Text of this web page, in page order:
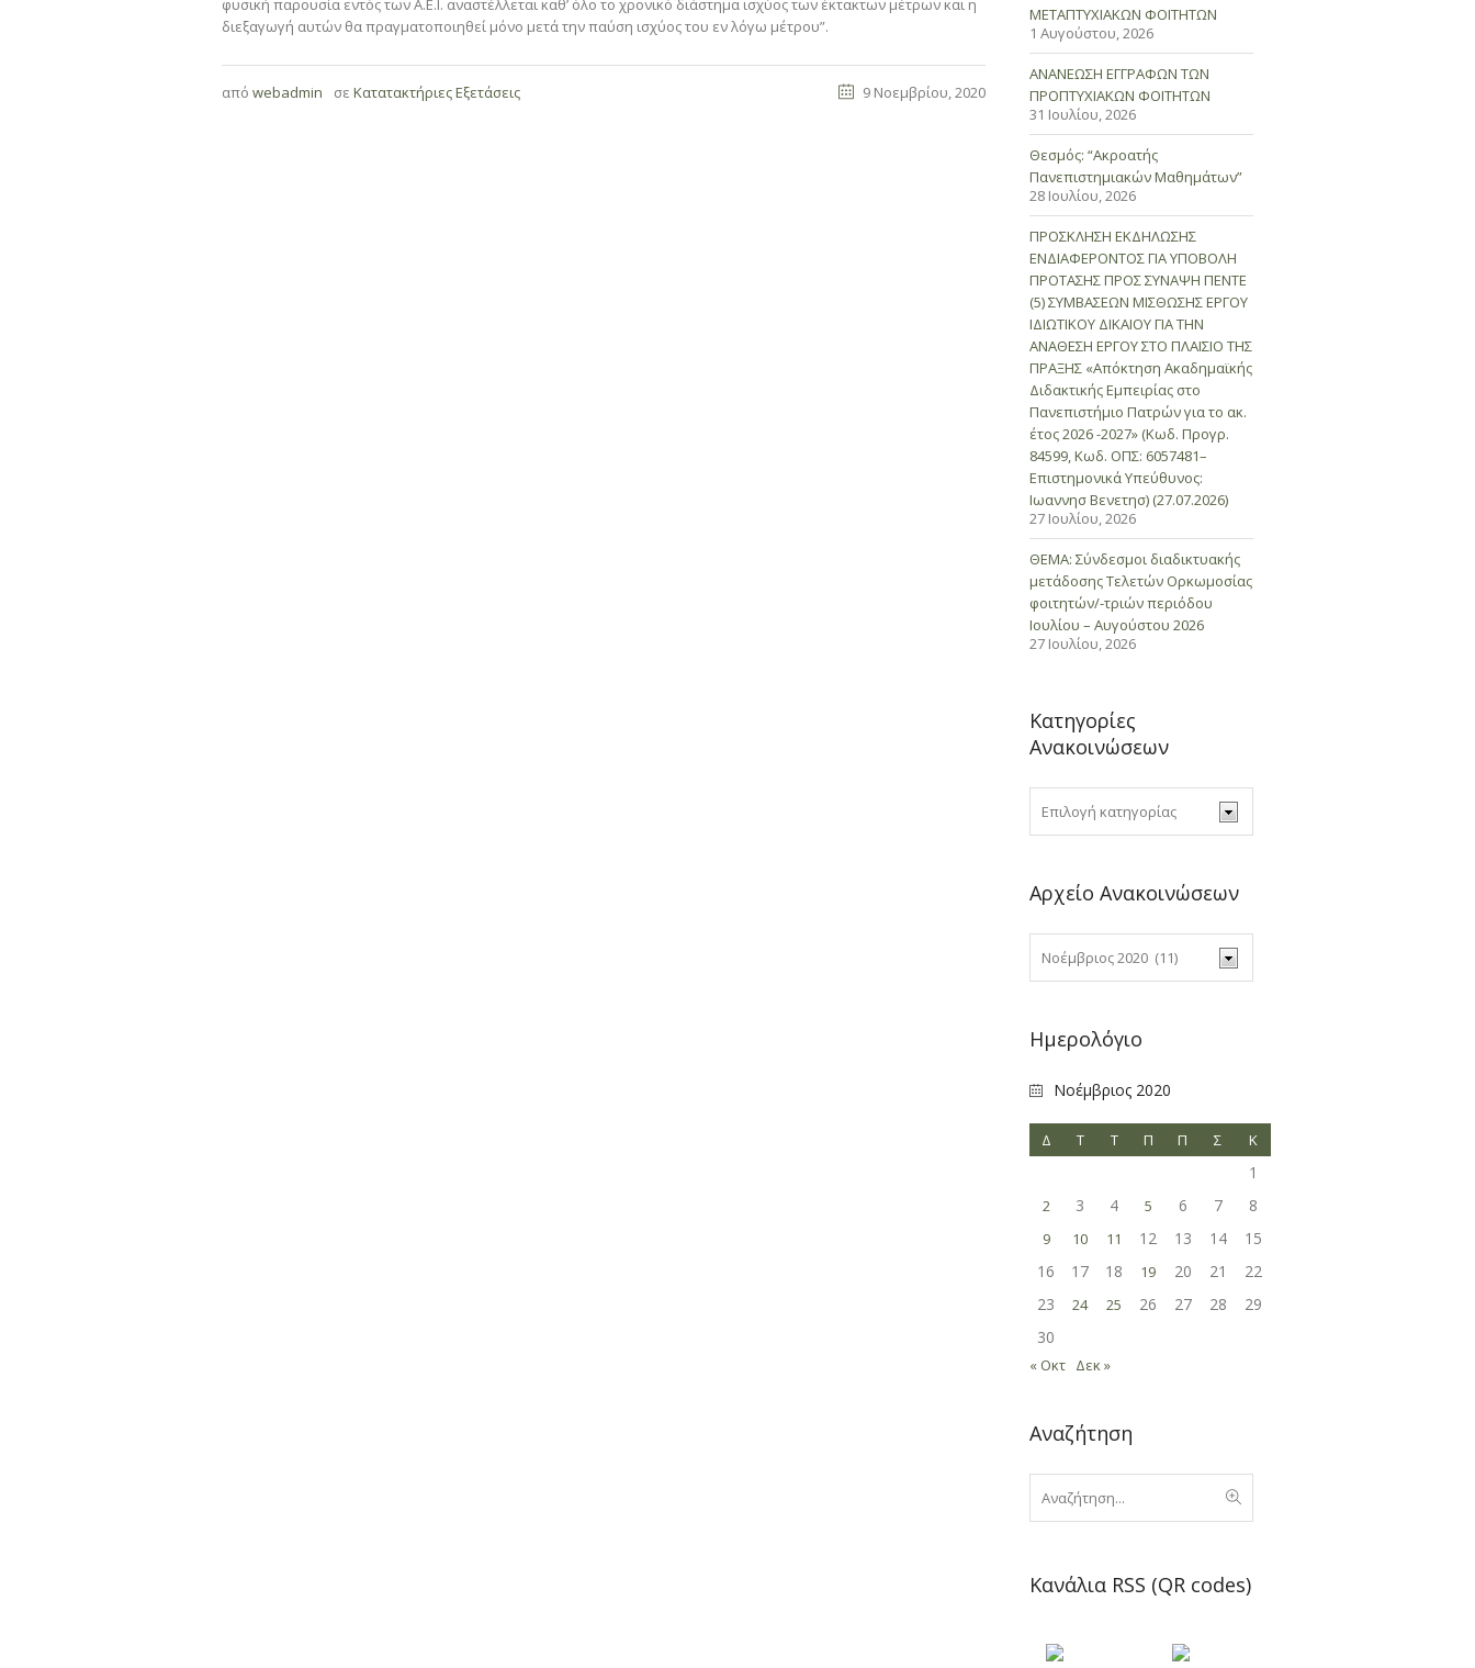
φυσική παρουσία εντός των Α.Ε.Ι. αναστέλλεται καθ’ όλο το χρονικό διάστημα ισχύος των έκτακτων μέτρων και η
διεξαγωγή αυτών θα πραγματοποιηθεί μόνο μετά την παύση ισχύος του εν λόγω μέτρου”.
9 Νοεμβρίου, 2020
από webadmin σε Κατατακτήριες Εξετάσεις
ΜΕΤΑΠΤΥΧΙΑΚΩΝ ΦΟΙΤΗΤΩΝ
1 Αυγούστου, 2026
ΑΝΑΝΕΩΣΗ ΕΓΓΡΑΦΩΝ ΤΩΝ
ΠΡΟΠΤΥΧΙΑΚΩΝ ΦΟΙΤΗΤΩΝ
31 Ιουλίου, 2026
Θεσμός: “Ακροατής
Πανεπιστημιακών Μαθημάτων”
28 Ιουλίου, 2026
ΠΡΟΣΚΛΗΣΗ ΕΚΔΗΛΩΣΗΣ
ΕΝΔΙΑΦΕΡΟΝΤΟΣ ΓΙΑ ΥΠΟΒΟΛΗ
ΠΡΟΤΑΣΗΣ ΠΡΟΣ ΣΥΝΑΨΗ ΠΕΝΤΕ
(5) ΣΥΜΒΑΣΕΩΝ ΜΙΣΘΩΣΗΣ ΕΡΓΟΥ
ΙΔΙΩΤΙΚΟΥ ΔΙΚΑΙΟΥ ΓΙΑ ΤΗΝ
ΑΝΑΘΕΣΗ ΕΡΓΟΥ ΣΤΟ ΠΛΑΙΣΙΟ ΤΗΣ
ΠΡΑΞΗΣ «Απόκτηση Ακαδημαϊκής
Διδακτικής Εμπειρίας στο
Πανεπιστήμιο Πατρών για το ακ.
έτος 2026 -2027» (Κωδ. Προγρ.
84599, Κωδ. ΟΠΣ: 6057481–
Επιστημονικά Υπεύθυνος:
Ιωαννησ Βενετησ) (27.07.2026)
27 Ιουλίου, 2026
ΘΕΜΑ: Σύνδεσμοι διαδικτυακής
μετάδοσης Τελετών Ορκωμοσίας
φοιτητών/-τριών περιόδου
Ιουλίου – Αυγούστου 2026
27 Ιουλίου, 2026
Κατηγορίες
Ανακοινώσεων
Αρχείο Ανακοινώσεων
Ημερολόγιο
Νοέμβριος 2020
Δ Τ Τ Π Π Σ Κ
1
2 3 4 5 6 7 8
9 10 11 12 13 14
15
16
17 18 19 20 21
22
23
24 25 26 27 28
29
30
« Οκτ Δεκ »
Αναζήτηση
Κανάλια RSS (QR codes)